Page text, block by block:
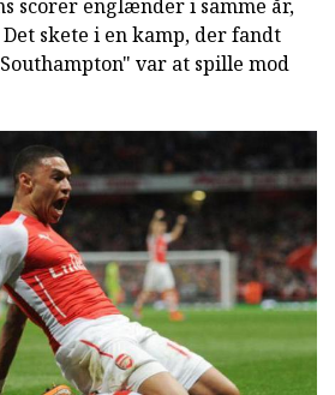
scorer englænder i samme år,
skete i en kamp, der fandt
var at spille mod